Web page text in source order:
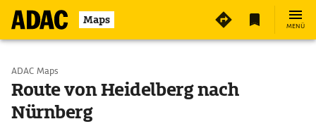
Maps MENÜ
Start wählen
Ziel eingeben
ADAC Maps
Route von Heidelberg nach
Nürnberg